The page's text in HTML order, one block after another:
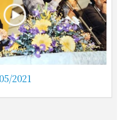
2021